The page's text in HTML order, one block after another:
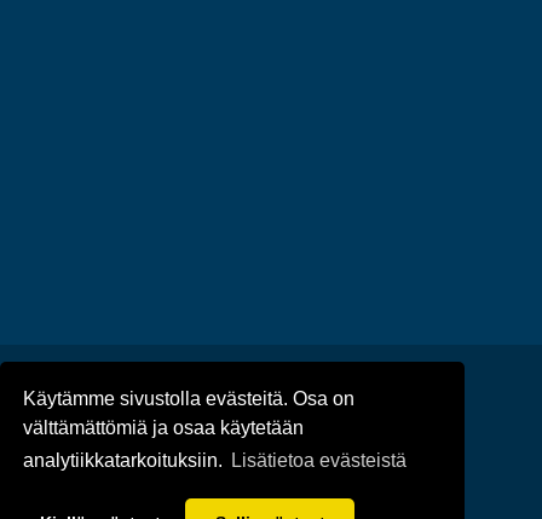
Käytämme sivustolla evästeitä. Osa on
välttämättömiä ja osaa käytetään
analytiikkatarkoituksiin.
Lisätietoa evästeistä
Ajankohtaista /Tapahtumat
Tietosuoja / Saavutettavuus